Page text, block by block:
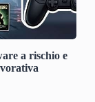
a rischio e